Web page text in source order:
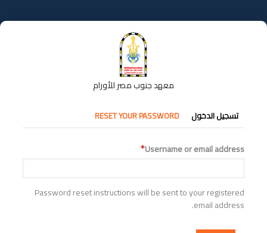
إلى
المحتوى
معهد جنوب مصر للأورام
التبويبات
الأساسية
تسجيل الدخول RESET YOUR PASSWORD
Username or email address
Password reset instructions will be sent to your registered
email address.